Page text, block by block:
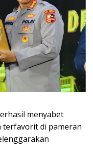
menyabet
di pameran